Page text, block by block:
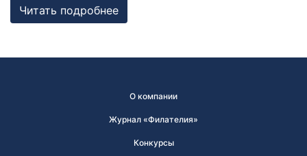
цены почтовой услуги, наклеивающийся на
конверт. И оказался первым, кому удалось идею,
— в Цюрихе, Женеве, Базеле — в 1843–1845 годах,
в США — в 1847 году, и ещё через два года — во
Читать подробнее
О компании
Журнал «Филателия»
Конкурсы